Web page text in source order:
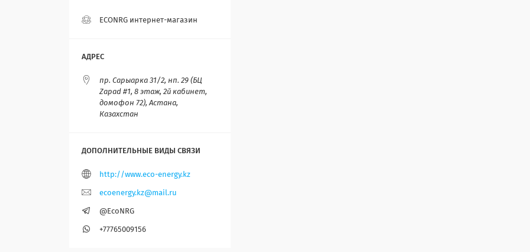
ECONRG интернет-магазин
пр. Сарыарка 31/2, нп. 29 (БЦ
Zapad #1, 8 этаж, 2й кабинет,
домофон 72), Астана,
Казахстан
http://www.eco-energy.kz
ecoenergy.kz@mail.ru
@EcoNRG
+77765009156